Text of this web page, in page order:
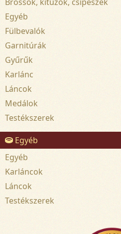
Egyéb
Fülbevalók
Garnitúrák
Gyűrűk
Karlánc
Láncok
Medálok
Testékszerek
Egyéb
Egyéb
Karláncok
Láncok
Testékszerek